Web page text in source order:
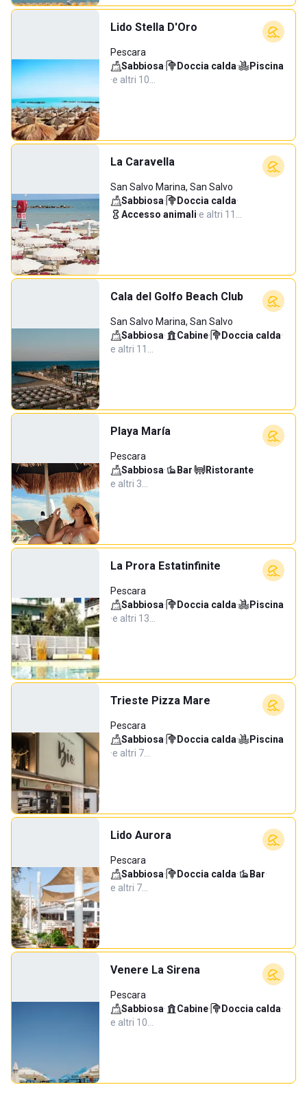
Lido Stella D'Oro
Pescara
Sabbiosa· Doccia calda·
Piscina
·e altri 10…
La Caravella
San Salvo Marina, San Salvo
Sabbiosa· Doccia calda·
Accesso animali·e altri 11…
Cala del Golfo Beach Club
San Salvo Marina, San Salvo
Sabbiosa· Cabine· Doccia calda·
e altri 11…
Playa María
Pescara
Sabbiosa· Bar· Ristorante·
e altri 3…
La Prora Estatinfinite
Pescara
Sabbiosa· Doccia calda·
Piscina
·e altri 13…
Trieste Pizza Mare
Pescara
Sabbiosa· Doccia calda·
Piscina
·e altri 7…
Lido Aurora
Pescara
Sabbiosa· Doccia calda· Bar·
e altri 7…
Venere La Sirena
Pescara
Sabbiosa· Cabine· Doccia calda·
e altri 10…